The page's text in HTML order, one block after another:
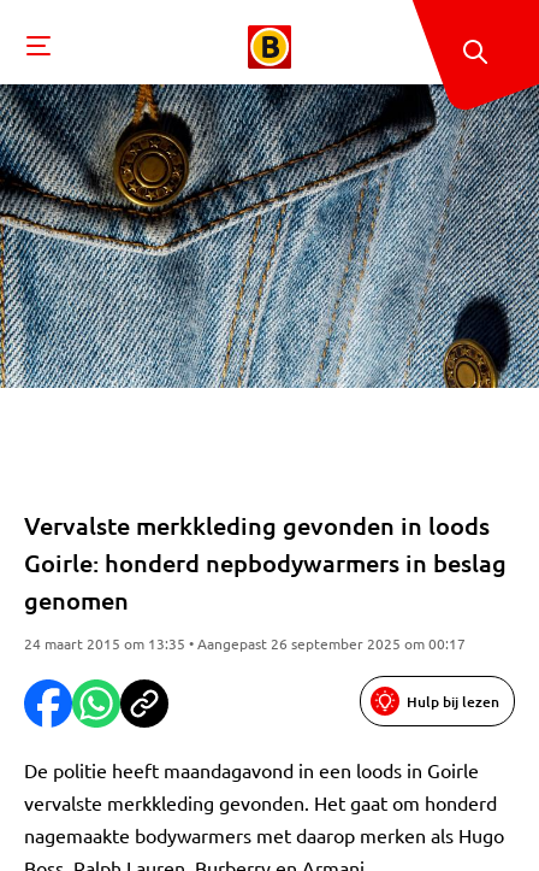
Vervalste merkkleding gevonden in loods
Goirle: honderd nepbodywarmers in beslag
genomen
24 maart 2015 om 13:35 • Aangepast 26 september 2025 om 00:17
Hulp bij lezen
De politie heeft maandagavond in een loods in Goirle
vervalste merkkleding gevonden. Het gaat om honderd
nagemaakte bodywarmers met daarop merken als Hugo